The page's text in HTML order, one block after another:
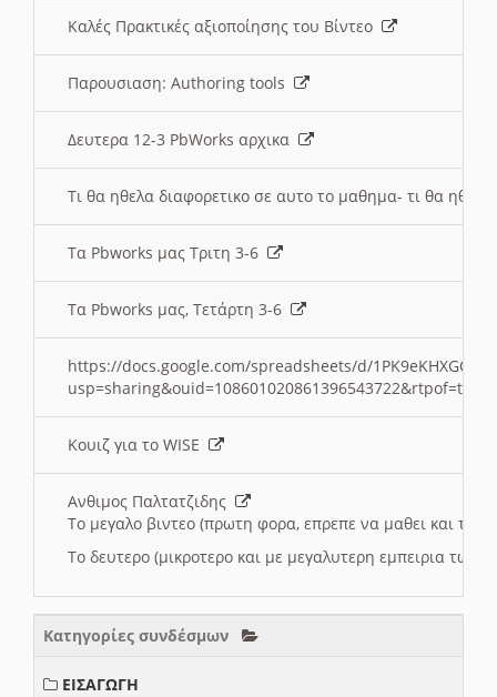
Καλές Πρακτικές αξιοποίησης του Βίντεο
Παρουσιαση: Authoring tools
Δευτερα 12-3 PbWorks αρχικα
Τι θα ηθελα διαφορετικο σε αυτο το μαθημα- τι θα
Τα Pbworks μας Τριτη 3-6
Τα Pbworks μας, Τετάρτη 3-6
https://docs.google.com/spreadsheets/d/
Κουιζ για το WISE
Ανθιμος Παλτατζιδης
Το μεγαλο βιντεο (πρωτη φορα, επρεπε να μαθει και το
Το δευτερο (μικροτερο και με μεγαλυτερη εμπειρια
Κατηγορίες συνδέσμων
ΕΙΣΑΓΩΓΗ